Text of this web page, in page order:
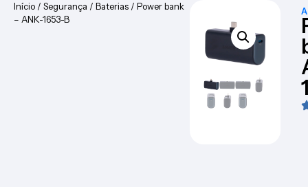
Início / Segurança / Baterias / Power bank
– ANK-1653-B